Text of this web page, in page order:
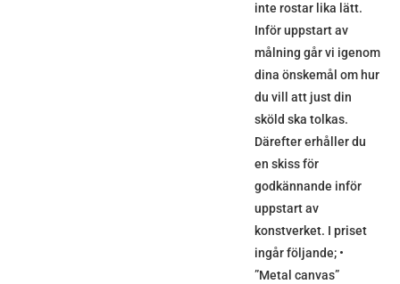
inte rostar lika lätt.
Inför uppstart av
målning går vi igenom
dina önskemål om hur
du vill att just din
sköld ska tolkas.
Därefter erhåller du
en skiss för
godkännande inför
uppstart av
konstverket. I priset
ingår följande; •
”Metal canvas”